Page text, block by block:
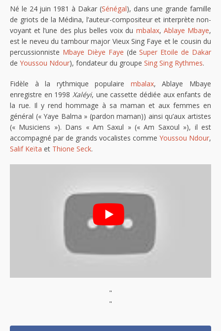
Né le 24 juin 1981 à Dakar (Sénégal), dans une grande famille
de griots de la Médina, l’auteur-compositeur et interprète non-
voyant et l’une des plus belles voix du mbalax, Ablaye Mbaye,
est le neveu du tambour major Vieux Sing Faye et le cousin du
percussionniste Mbaye Dièye Faye (deSuper Etoile de Dakar
de Youssou Ndour), fondateur du groupe Sing Sing Rythmes.
Fidèle à la rythmique populaire mbalax, Ablaye Mbaye
enregistre en 1998 Xaléyi, une cassette dédiée aux enfants de
la rue. Il y rend hommage à sa maman et aux femmes en
général (« Yaye Balma » (pardon maman)) ainsi qu’aux artistes
(« Musiciens »). Dans « Am Saxul » (« Am Saxoul »), il est
accompagné par de grands vocalistes comme Youssou Ndour,
Salif Keïta et Thione Seck.
"
"